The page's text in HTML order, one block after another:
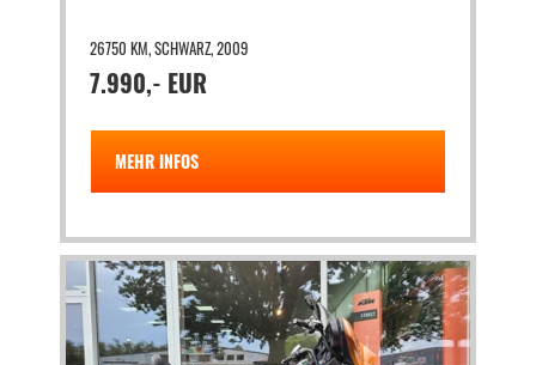
26750 KM, SCHWARZ, 2009
7.990,- EUR
MEHR INFOS